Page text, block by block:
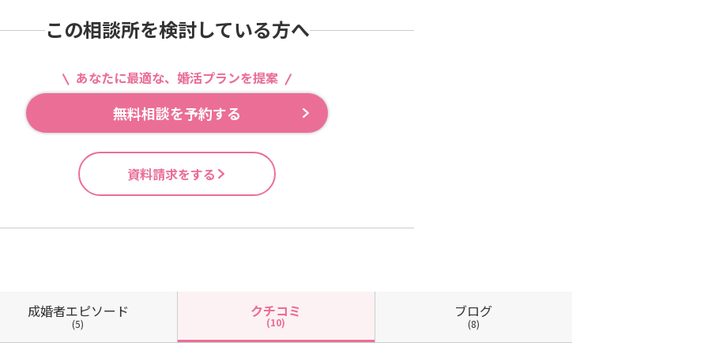
この相談所を検討している方へ
あなたに最適な、婚活プランを提案
無料相談を予約する
資料請求をする
成婚者エピソード
(5)
クチコミ
(10)
ブログ
(8)